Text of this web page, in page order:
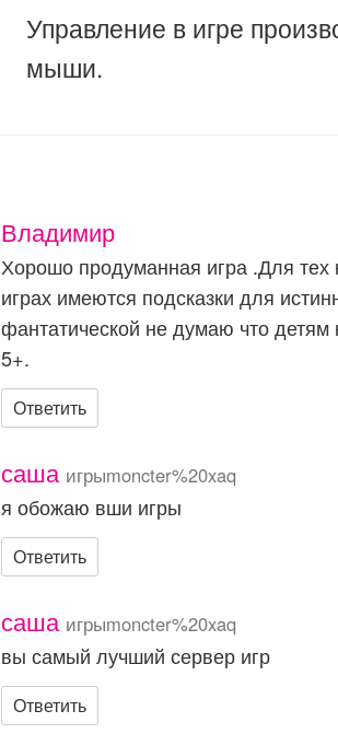
Управление в игре
мыши.
Владимир
Хорошо продуманная игра .Для тех
играх имеются подсказки для
фантатической не думаю что детям
5+.
Ответить
саша игрыmoncter%20xaq
я обожаю вши игры
Ответить
саша игрыmoncter%20xaq
вы самый лучший сервер игр
Ответить